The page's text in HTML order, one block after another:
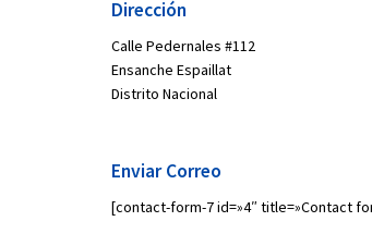
Dirección
Calle Pedernales #112
Ensanche Espaillat
Distrito Nacional
Enviar Correo
[contact-form-7 id=»4″ title=»Contact